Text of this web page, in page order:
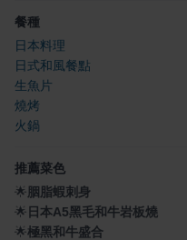
餐種
日本料理
日式和風餐點
生魚片
燒烤
火鍋
推薦菜色
🌟胭脂蝦刺身
🌟日本A5黑毛和牛岩板燒
🌟極黑和牛盛合